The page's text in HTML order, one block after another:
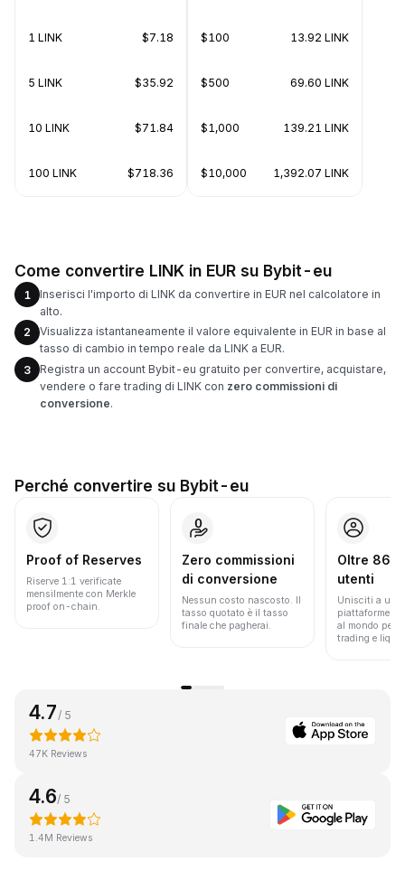
1 LINK $7.18
5 LINK $35.92
10 LINK $71.84
100 LINK $718.36
$100 13.92 LINK
$500 69.60 LINK
$1,000 139.21 LINK
$10,000 1,392.07 LINK
Come convertire LINK in EUR su Bybit-eu
1
Inserisci l'importo di LINK da convertire in EUR nel calcolatore in
alto.
2
Visualizza istantaneamente il valore equivalente in EUR in base al
tasso di cambio in tempo reale da LINK a EUR.
3
Registra un account Bybit-eu gratuito per convertire, acquistare,
vendere o fare trading di LINK con zero commissioni di
conversione.
Perché convertire su Bybit-eu
Proof of Reserves
Riserve 1:1 verificate
mensilmente con Merkle
proof on-chain.
Zero commissioni
di conversione
Nessun costo nascosto. Il
tasso quotato è il tasso
finale che pagherai.
Oltre 86
utenti
Unisciti a una
piattaforme
al mondo per
trading e
4.7 / 5
47K Reviews
4.6/ 5
1.4M Reviews